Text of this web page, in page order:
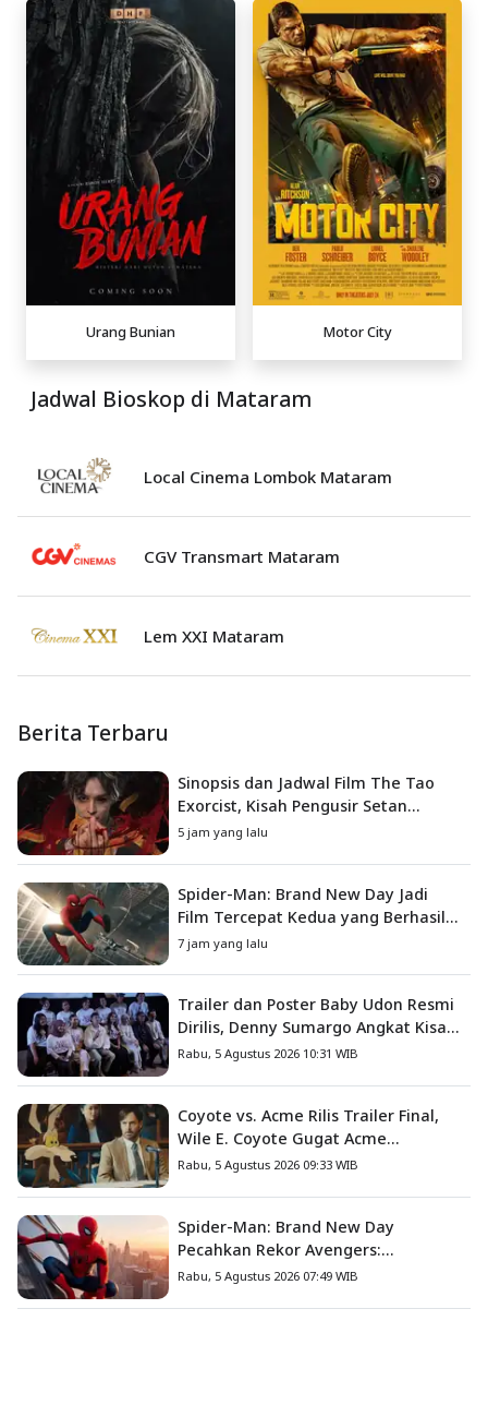
Urang Bunian Motor City
Jadwal Bioskop di Mataram
Local Cinema Lombok Mataram
CGV Transmart Mataram
Lem XXI Mataram
Berita Terbaru
Sinopsis dan Jadwal Film The Tao
Exorcist, Kisah Pengusir Setan
Melawan Kutukan Mematikan
5 jam yang lalu
Spider-Man: Brand New Day Jadi
Film Tercepat Kedua yang Berhasil
Tembus US$1 Miliar
7 jam yang lalu
Trailer dan Poster Baby Udon Resmi
Dirilis, Denny Sumargo Angkat Kisah
Nyata Fanny Kondoh
Rabu, 5 Agustus 2026 10:31 WIB
Coyote vs. Acme Rilis Trailer Final,
Wile E. Coyote Gugat Acme
Corporation ke Pengadilan
Rabu, 5 Agustus 2026 09:33 WIB
Spider-Man: Brand New Day
Pecahkan Rekor Avengers:
Endgame, Cetak Debut Box Office
Rabu, 5 Agustus 2026 07:49 WIB